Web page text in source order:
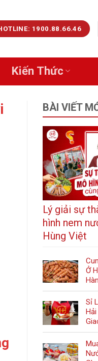
1900.88.66.46
Kiến Thức
BÀI VIẾT
Lý giải sự thành công của mô
hình nem
Hùng Việt
Cung Cấp Sỉ Đồ Xiên Que
Ở
Sỉ Lạp Xưởng Nướng Đá
Mua Nước Chấm Nem